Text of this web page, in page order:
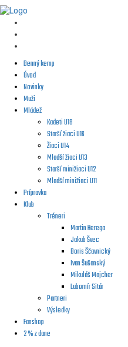
Denný kemp
Úvod
Novinky
Muži
Mládež
Kadeti U18
Starší žiaci U16
Žiaci U14
Mladší žiaci U13
Starší minižiaci U12
Mladší minižiaci U11
Prípravka
Klub
Tréneri
Martin Herega
Jakub Švec
Boris Ščavnický
Ivan Šušanský
Mikuláš Majcher
Lubomír Sitár
Partneri
Výsledky
Fanshop
2 % z dane